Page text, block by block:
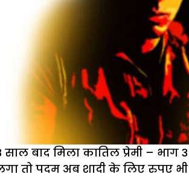
बाद मिला कातिल प्रेमी – भाग 3
तो पदम अब शादी के लिए रुपए भी